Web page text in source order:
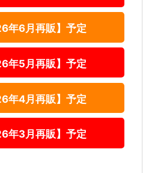
年6月再販】予定
年5月再販】予定
年4月再販】予定
年3月再販】予定